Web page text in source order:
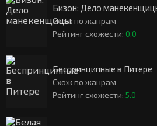
Бизон: Дело
Схож по жанрам
Рейтинг схожести: 0.0
Беспринципные в Питере
Схож по жанрам
Рейтинг схожести: 5.0